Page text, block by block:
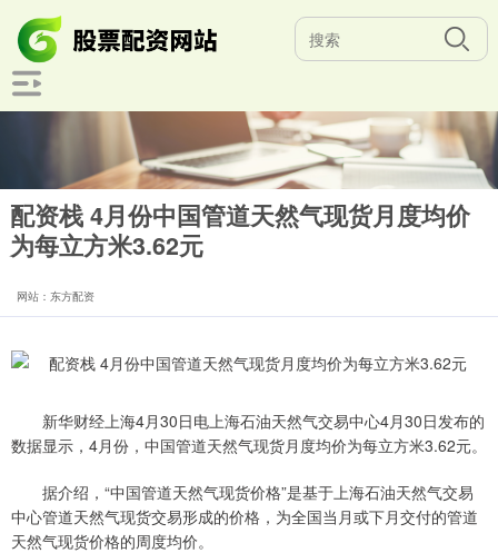
配资栈 4月份中国管道天然气现货月度均价
为每立方米3.62元
网站：东方配资
新华财经上海4月30日电上海石油天然气交易中心4月30日发布的
数据显示，4月份，中国管道天然气现货月度均价为每立方米3.62元。
据介绍，“中国管道天然气现货价格”是基于上海石油天然气交易
中心管道天然气现货交易形成的价格，为全国当月或下月交付的管道
天然气现货价格的周度均价。